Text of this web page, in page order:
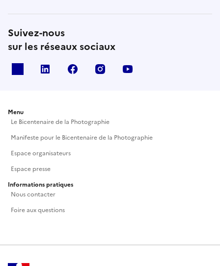
Suivez-nous
sur les réseaux sociaux
Linkedin Facebook Instagram
Menu
Le Bicentenaire de la Photographie
Manifeste pour le Bicentenaire de la Photographie
Espace organisateurs
Espace presse
Informations pratiques
Nous contacter
Foire aux questions